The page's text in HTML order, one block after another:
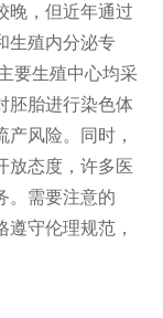
晚，但近年通过
生殖内分泌专
要生殖中心均采
胚胎进行染色体
风险。同时，
放态度，许多医
。需要注意的
守伦理规范，